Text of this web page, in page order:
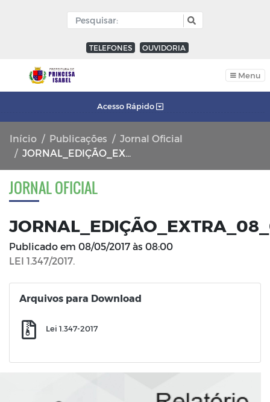
TELEFONES OUVIDORIA
Menu
Acesso Rápido
Início Publicações
Jornal Oficial
JORNAL_EDIÇÃO_EXTRA_08_05_2017_FL_01
JORNAL OFICIAL
Publicado em 08/05/2017 às 08:00
LEI 1.347/2017.
Arquivos para Download
Lei 1.347-2017